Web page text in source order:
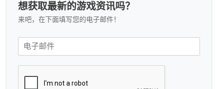
想获取最新的游戏资讯吗？
来吧，在下面填写您的电子邮件！